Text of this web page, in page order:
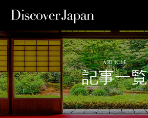
ARTICLE
記事一覧